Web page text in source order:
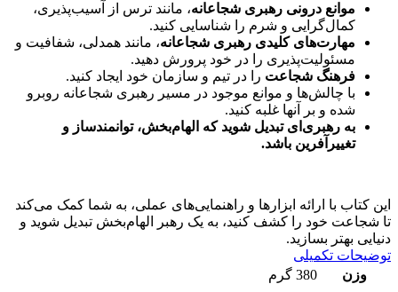
موانع درونی رهبری شجاعانه، مانند ترس از آسیب‌پذیری،
کمال‌گرایی و شرم را شناسایی کنید.
مهارت‌های کلیدی رهبری شجاعانه، مانند همدلی، شفافیت و
مسئولیت‌پذیری را در خود پرورش دهید.
فرهنگ شجاعت را در تیم و سازمان خود ایجاد کنید.
با چالش‌ها و موانع موجود در مسیر رهبری شجاعانه روبرو
شده و بر آنها غلبه کنید.
به رهبری‌ای تبدیل شوید که الهام‌بخش، توانمندساز و
تغییر‌آفرین باشد.
این کتاب با ارائه ابزارها و راهنمایی‌های عملی، به شما کمک می‌کند
تا شجاعت خود را کشف کنید، به یک رهبر الهام‌بخش تبدیل شوید و
دنیایی بهتر بسازید.
توضیحات تکمیلی
وزن
380 گرم